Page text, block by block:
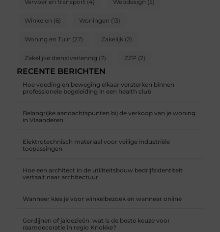
Vervoer en transport (4) Webdesign (5)
Winkelen (6) Woningen (13)
Woning en Tuin (27) Zakelijk (2)
Zakelijke dienstverlening (7) ZZP (2)
RECENTE BERICHTEN
Hoe voeding en beweging elkaar versterken binnen
professionele begeleiding in een health club
Belangrijke aandachtspunten bij de verkoop van je woning
in Vlaanderen
Elektrotechnisch materiaal voor veilige industriële
toepassingen
Hoe een architect in de utiliteitsbouw bedrijfsidentiteit
vertaalt naar architectuur
Wanneer kies je voor winkelbezoek en wanneer online
Gordijnen of jaloezieën: wat is de beste keuze voor
raamdecoratie in regio Knokke?